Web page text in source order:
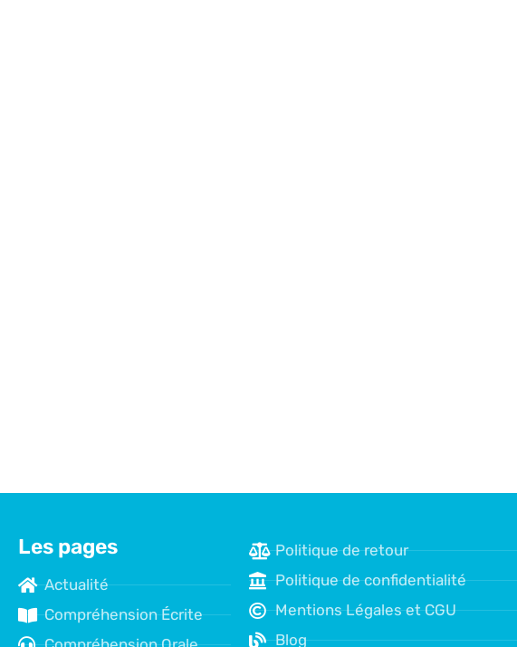
Les pages
Actualité
Compréhension Écrite
Politique de retour
Politique de confidentialité
Mentions Légales et CGU
Blog